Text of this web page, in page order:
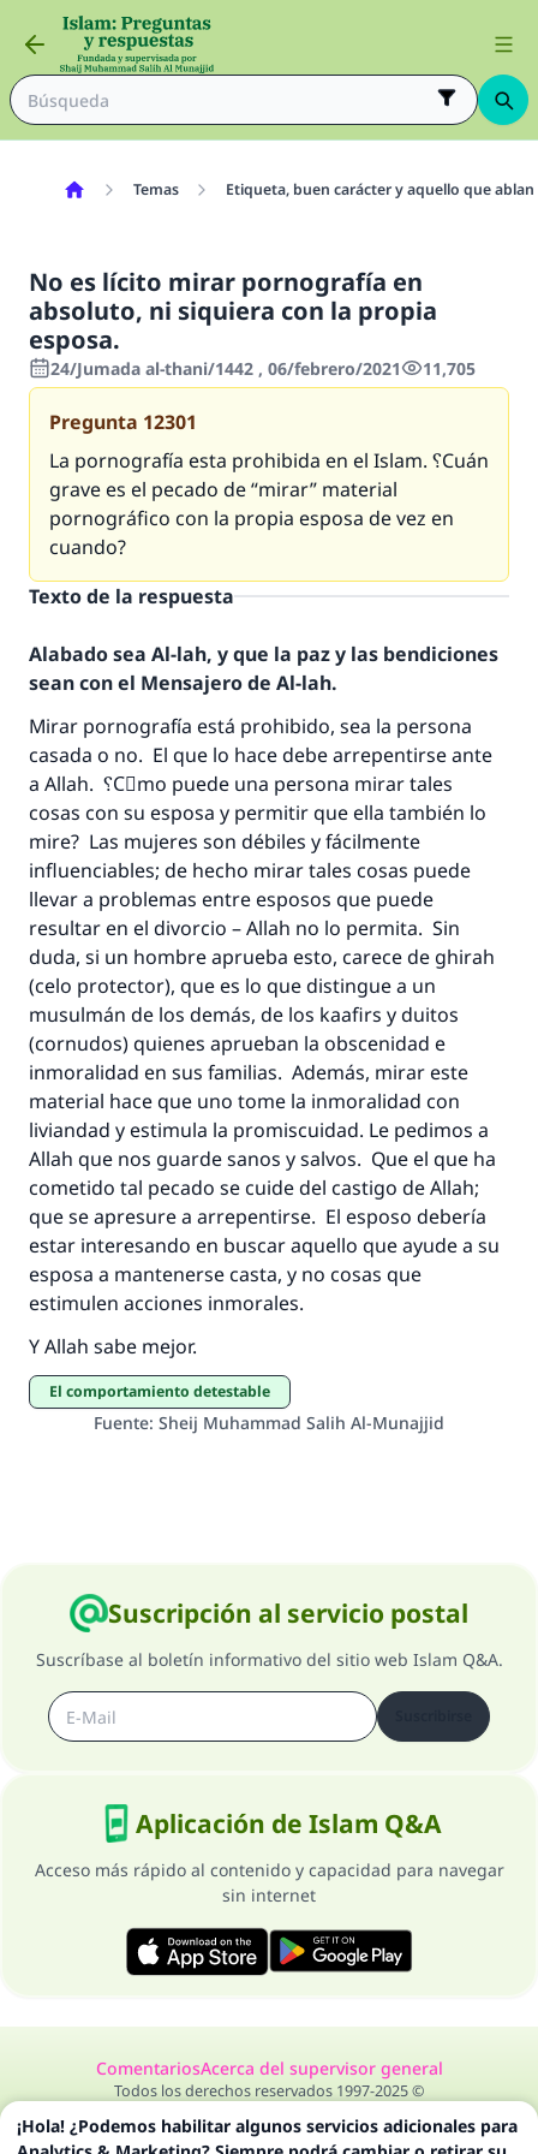
Temas Etiqueta, buen carácter y aquello que
No es lícito mirar pornografía en
absoluto, ni siquiera con la propia
esposa.
24/Jumada al-thani/1442 , 06/febrero/2021 11,705
Pregunta 12301
La pornografía esta prohibida en el Islam. ؟Cuán
grave es el pecado de “mirar” material
pornográfico con la propia esposa de vez en
cuando?
Texto de la respuesta
Alabado sea Al-lah, y que la paz y las bendiciones
sean con el Mensajero de Al-lah.
Mirar pornografía está prohibido, sea la persona
casada o no. El que lo hace debe arrepentirse ante
a Allah. ؟Cَmo puede una persona mirar tales
cosas con su esposa y permitir que ella también lo
mire? Las mujeres son débiles y fácilmente
influenciables; de hecho mirar tales cosas puede
llevar a problemas entre esposos que puede
resultar en el divorcio – Allah no lo permita. Sin
duda, si un hombre aprueba esto, carece de ghirah
(celo protector), que es lo que distingue a un
musulmán de los demás, de los kaafirs y duitos
(cornudos) quienes aprueban la obscenidad e
inmoralidad en sus familias. Además, mirar este
material hace que uno tome la inmoralidad con
liviandad y estimula la promiscuidad. Le pedimos a
Allah que nos guarde sanos y salvos. Que el que ha
cometido tal pecado se cuide del castigo de Allah;
que se apresure a arrepentirse. El esposo debería
estar interesando en buscar aquello que ayude a su
esposa a mantenerse casta, y no cosas que
estimulen acciones inmorales.
Y Allah sabe mejor.
El comportamiento detestable
Fuente: Sheij Muhammad Salih Al-Munajjid
Suscripción al servicio postal
Suscríbase al boletín informativo del sitio web Islam Q&A.
Aplicación de Islam Q&A
Acceso más rápido al contenido y capacidad para navegar
sin internet
ComentariosAcerca del supervisor general
Todos los derechos reservados 1997-2025 ©
La respuesta no. 110845 salvó un
matrimonio.
Desde la Q hasta la A, su contribución ayuda a
IslamQA.
Profeta ﷺ dijo:
"Una persona que orienta a otros a hacer el
bien obtendrá la misma recompensa que
aquellos que lo realicen."
(MUSLIM, 1893)
Contribuir
¡Hola! ¿Podemos habilitar algunos servicios adicionales para